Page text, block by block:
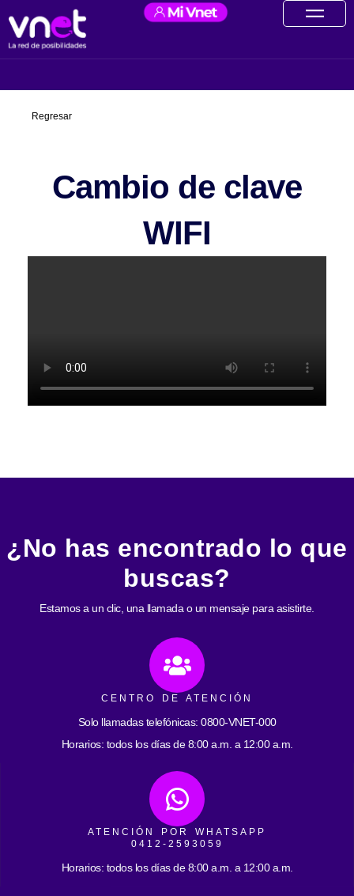
Regresar
Cambio de clave
WIFI
¿No has encontrado lo que
buscas?
Estamos a un clic, una llamada o un mensaje para asistirte.
CENTRO DE ATENCIÓN
Solo llamadas telefónicas: 0800-VNET-000
Horarios: todos los días de 8:00 a.m. a 12:00 a.m.
ATENCIÓN POR WHATSAPP
0412-2593059
Horarios: todos los días de 8:00 a.m. a 12:00 a.m.